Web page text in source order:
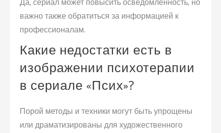
Да, сериал может повысить осведомленность, но
важно также обратиться за информацией к
профессионалам.
Какие недостатки есть в
изображении психотерапии
в сериале «Псих»?
Порой методы и техники могут быть упрощены
или драматизированы для художественного